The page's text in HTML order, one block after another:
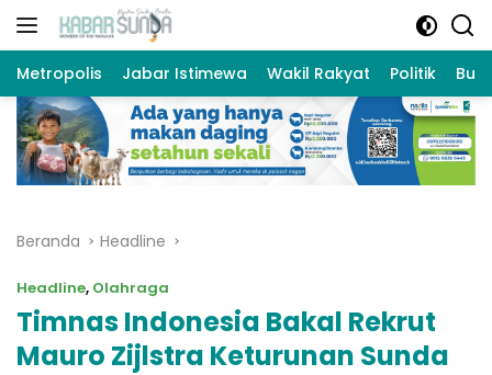
Langsung
Metropolis Jabar Istimewa Wakil Rakyat Politik
Beranda Headline
Headline, Olahraga
Timnas Indonesia Bakal Rekrut
Mauro Zijlstra Keturunan Sunda